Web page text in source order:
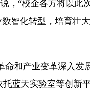
，“校企各方将以此
智化转型，培育壮
和产业变革深入发
蓝天实验室等创新